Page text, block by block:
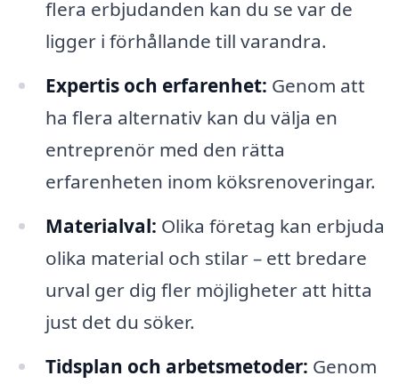
flera erbjudanden kan du se var de
ligger i förhållande till varandra.
Expertis och erfarenhet: Genom att
ha flera alternativ kan du välja en
entreprenör med den rätta
erfarenheten inom köksrenoveringar.
Materialval: Olika företag kan erbjuda
olika material och stilar – ett bredare
urval ger dig fler möjligheter att hitta
just det du söker.
Tidsplan och arbetsmetoder: Genom